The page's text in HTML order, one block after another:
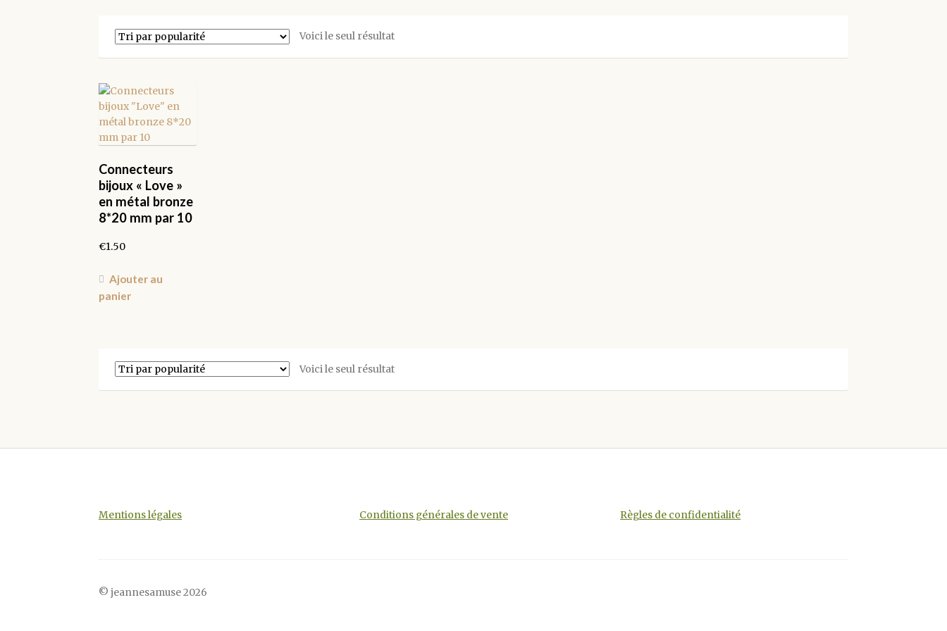
Voici le seul résultat
Connecteurs
bijoux « Love »
en métal bronze
8*20 mm par 10
€1.50
Ajouter au
panier
Voici le seul résultat
Mentions légales Conditions générales de vente Règles de confidentialité
© jeannesamuse 2026